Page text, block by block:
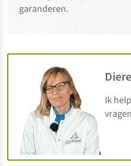
garanderen.
Ik
vragen